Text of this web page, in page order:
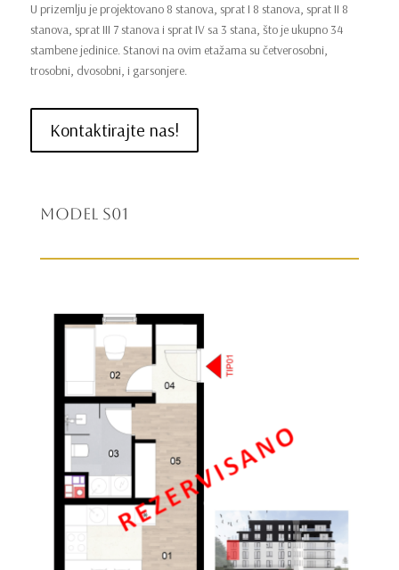
U prizemlju je projektovano 8 stanova, sprat I 8 stanova, sprat II 8
stanova, sprat III 7 stanova i sprat IV sa 3 stana, što je ukupno 34
stambene jedinice. Stanovi na ovim etažama su četverosobni,
trosobni, dvosobni, i garsonjere.
Kontaktirajte nas!
Model S01